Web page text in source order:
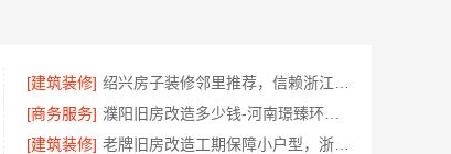
[建筑装修]
[商务服务]
濮阳旧房改造多少钱-河南璟臻环保建材有限公司透明预算
[建筑装修]
老牌旧房改造工期保障小户型，浙江臻美新型建材有限公司高效完成